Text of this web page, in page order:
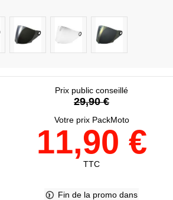
Bleu Iridium Argent
Prix public conseillé
29,90 €
Votre prix PackMoto
11,90 €
TTC
Fin de la promo dans